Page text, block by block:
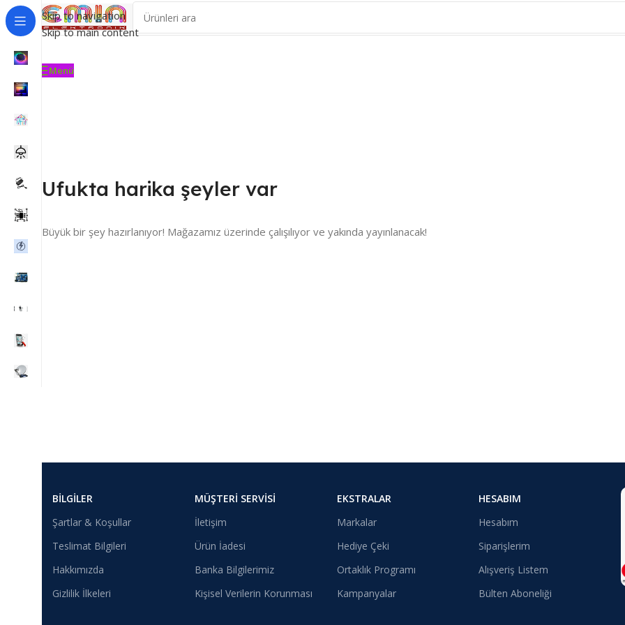
Skip to navigation
Skip to main content
Menü
Ufukta harika şeyler var
Büyük bir şey hazırlanıyor! Mağazamız üzerinde çalışılıyor ve yakında yayınlanacak!
BILGILER
Şartlar & Koşullar
Teslimat Bilgileri
Hakkımızda
Gizlilik İlkeleri
MÜŞTERI SERVISI
İletişim
Ürün İadesi
Banka Bilgilerimiz
Kişisel Verilerin Korunması
EKSTRALAR
Markalar
Hediye Çeki
Ortaklık Programı
Kampanyalar
HESABIM
Hesabım
Siparişlerim
Alışveriş Listem
Bülten Aboneliği